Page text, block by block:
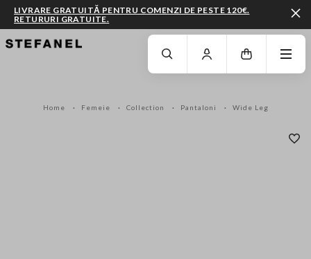
MERGI LA CONȚINUTUL PRINCIPALDERULEAZĂ ÎN JOS
LIVRARE GRATUITĂ PENTRU COMENZI DE PESTE 120€.
RETURURI GRATUITE.
Home Femeie Collection Pantaloni Wide Leg